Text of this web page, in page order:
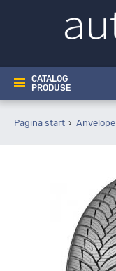
CATALOG
PRODUSE
Pagina start Anvelope